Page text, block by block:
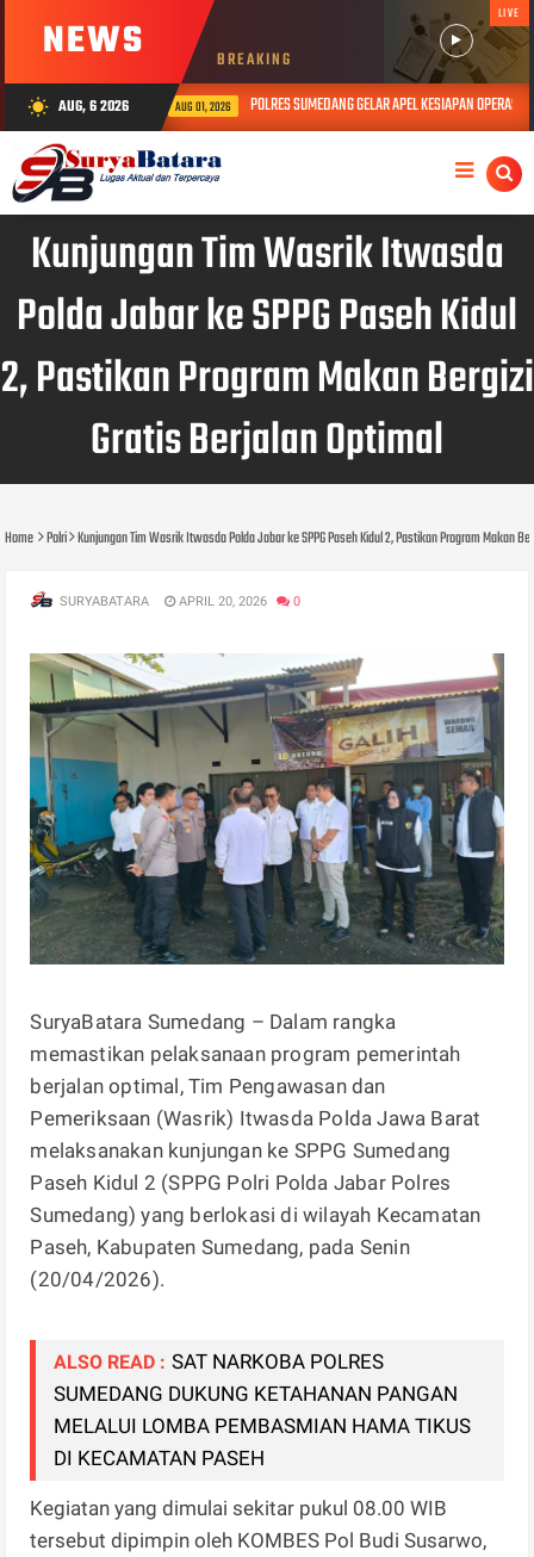
NEWS BREAKING
LIVE
wb_sunny AUG, 6 2026
AUG 01, 2026 POLRES SUMEDANG GELAR APEL KESIAPAN OPERASI KRYD
Kunjungan Tim Wasrik Itwasda
Polda Jabar ke SPPG Paseh Kidul
2, Pastikan Program Makan Bergizi
Gratis Berjalan Optimal
Home Polri Kunjungan Tim Wasrik Itwasda Polda Jabar ke SPPG Paseh Kidul 2, Pastikan Program Makan
SURYABATARA APRIL 20, 2026 0
SuryaBatara Sumedang – Dalam rangka
memastikan pelaksanaan program pemerintah
berjalan optimal, Tim Pengawasan dan
Pemeriksaan (Wasrik) Itwasda Polda Jawa Barat
melaksanakan kunjungan ke SPPG Sumedang
Paseh Kidul 2 (SPPG Polri Polda Jabar Polres
Sumedang) yang berlokasi di wilayah Kecamatan
Paseh, Kabupaten Sumedang, pada Senin
(20/04/2026).
ALSO READ : SAT NARKOBA POLRES
SUMEDANG DUKUNG KETAHANAN PANGAN
MELALUI LOMBA PEMBASMIAN HAMA TIKUS
DI KECAMATAN PASEH
Kegiatan yang dimulai sekitar pukul 08.00 WIB
tersebut dipimpin oleh KOMBES Pol Budi Susarwo,